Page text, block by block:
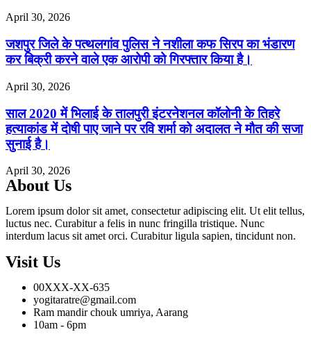
April 30, 2026
जशपुर जिले के पत्थलगांव पुलिस ने नशीला कफ सिरप का भंडारण
कर बिक्री करने वाले एक आरोपी को गिरफ्तार किया है।
April 30, 2026
साल 2020 में भिलाई के तालपुरी इंटरनेशनल कॉलोनी के तिहरे
हत्याकांड में दोषी पाए जाने पर रवि शर्मा को अदालत ने मौत की सजा
सुनाई है।
April 30, 2026
About Us
Lorem ipsum dolor sit amet, consectetur adipiscing elit. Ut elit tellus,
luctus nec. Curabitur a felis in nunc fringilla tristique. Nunc
interdum lacus sit amet orci. Curabitur ligula sapien, tincidunt non.
Visit Us
00XXX-XX-635
yogitaratre@gmail.com
Ram mandir chouk umriya, Aarang
10am - 6pm